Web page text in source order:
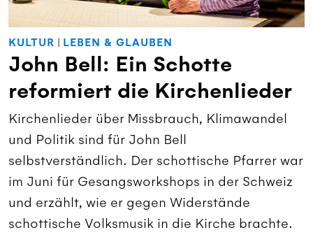
KULTUR LEBEN & GLAUBEN
John Bell: Ein Schotte
reformiert die Kirchenlieder
Kirchenlieder über Missbrauch, Klimawandel
und Politik sind für John Bell
selbstverständlich. Der schottische Pfarrer war
im Juni für Gesangsworkshops in der Schweiz
und erzählt, wie er gegen Widerstände
schottische Volksmusik in die Kirche brachte.